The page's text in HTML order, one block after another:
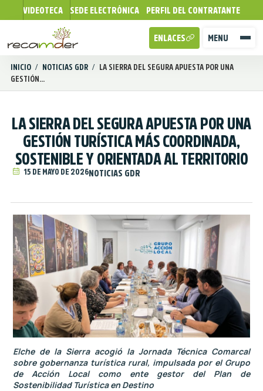
VIDEOTECA SEDE ELECTRÓNICA PERFIL DEL CONTRATANTE
MENU
ENLACES
INICIO / NOTICIAS GDR / LA SIERRA DEL SEGURA APUESTA POR UNA
GESTIÓN...
LA SIERRA DEL SEGURA APUESTA POR UNA
GESTIÓN TURÍSTICA MÁS COORDINADA,
SOSTENIBLE Y ORIENTADA AL TERRITORIO
15 DE MAYO DE 2026NOTICIAS GDR
Elche de la Sierra acogió la Jornada Técnica Comarcal
sobre gobernanza turística rural, impulsada por el Grupo
de Acción Local como ente gestor del Plan de
Sostenibilidad Turística en Destino